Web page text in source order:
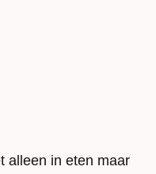
alleen in eten maar